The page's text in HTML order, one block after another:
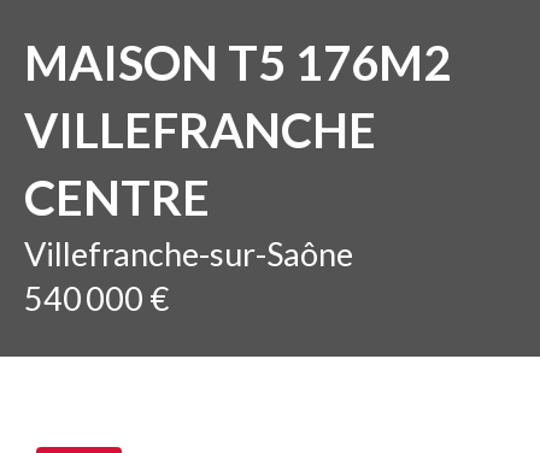
MAISON T5 176M2
VILLEFRANCHE
CENTRE
Villefranche-sur-Saône
540 000 €